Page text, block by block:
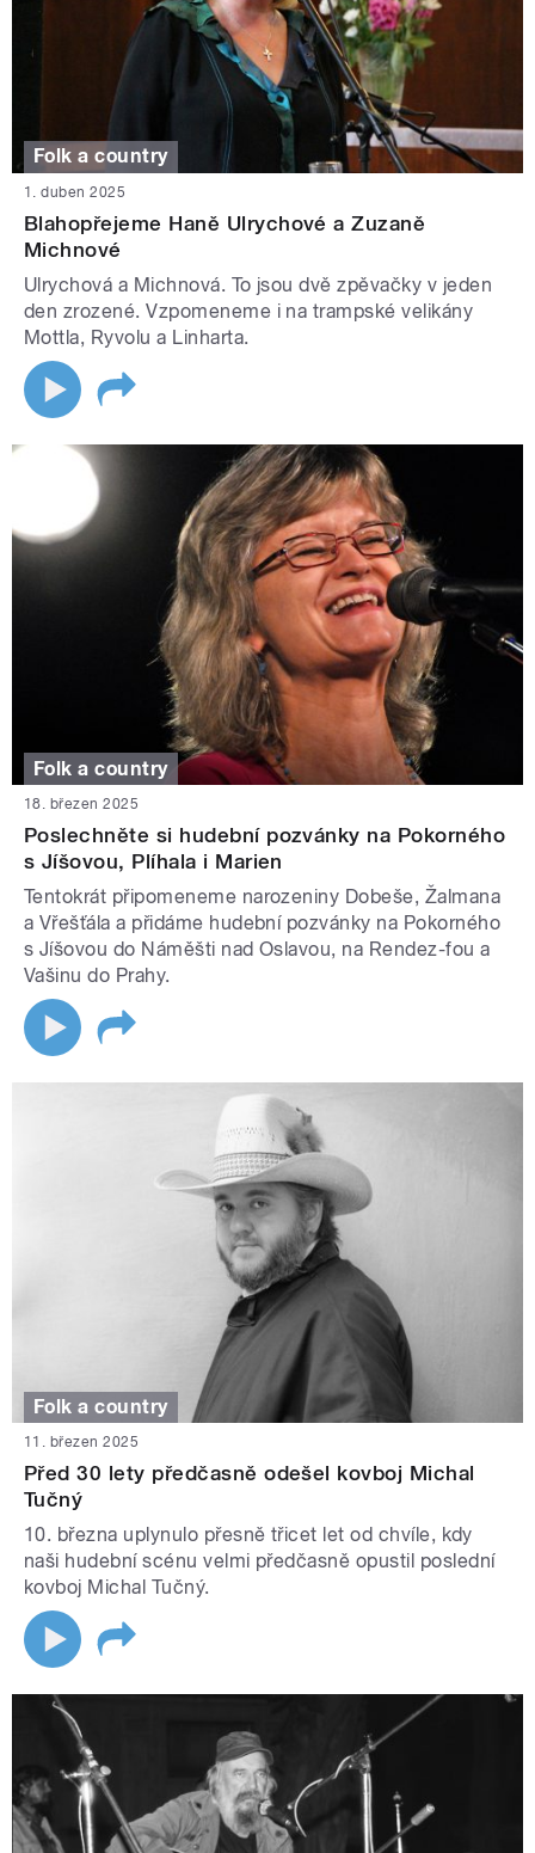
Folk a country
1. duben 2025
Blahopřejeme Haně Ulrychové a Zuzaně
Michnové
Ulrychová a Michnová. To jsou dvě zpěvačky v jeden
den zrozené. Vzpomeneme i na trampské velikány
Mottla, Ryvolu a Linharta.
Folk a country
18. březen 2025
Poslechněte si hudební pozvánky na Pokorného
s Jíšovou, Plíhala i Marien
Tentokrát připomeneme narozeniny Dobeše, Žalmana
a Vřešťála a přidáme hudební pozvánky na Pokorného
s Jíšovou do Náměšti nad Oslavou, na Rendez-fou a
Vašinu do Prahy.
Folk a country
11. březen 2025
Před 30 lety předčasně odešel kovboj Michal
Tučný
10. března uplynulo přesně třicet let od chvíle, kdy
naši hudební scénu velmi předčasně opustil poslední
kovboj Michal Tučný.